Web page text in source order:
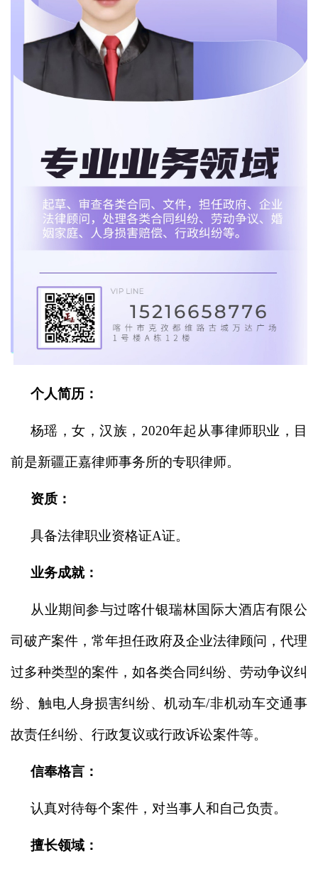
个人简历：
杨瑶，女，汉族，2020年起从事律师职业，目
前是新疆正嘉律师事务所的专职律师。
资质：
具备法律职业资格证A证。
业务成就：
从业期间参与过喀什银瑞林国际大酒店有限公
司破产案件，常年担任政府及企业法律顾问， 代理
过多种类型的案件 ， 如各类合同纠纷、劳动争议纠
纷、触电人身损害纠纷、机动车/非机动车交通事
故责任纠纷、行政复议或行政诉讼案件等。
信奉格言：
认真对待每个案件，对当事人和自己负责。
擅长领域：